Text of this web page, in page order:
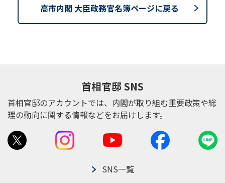
高市内閣 大臣政務官名簿ページに戻る
首相官邸 SNS
首相官邸のアカウントでは、内閣が取り組む重要政策や総
理の動向に関する情報などをお届けします。
SNS一覧